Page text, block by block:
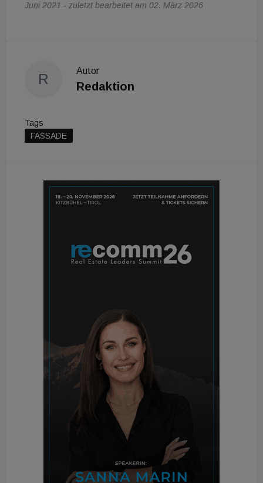
Juni 2021 - zuletzt bearbeitet am 02. März 2026
R
Autor
Redaktion
Tags
FASSADE